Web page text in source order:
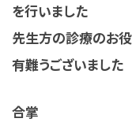
を行いました
先生方の診療のお
有難うございました
合掌